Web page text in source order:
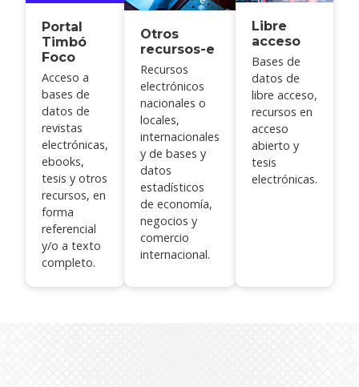
Portal
Timbó
Foco
Acceso a
bases de
datos de
revistas
electrónicas,
ebooks,
tesis y otros
recursos, en
forma
referencial
y/o a texto
completo.
Otros
recursos-e
Recursos
electrónicos
nacionales o
locales,
internacionales
y de bases y
datos
estadísticos
de economía,
negocios y
comercio
internacional.
Libre
acceso
Bases de
datos de
libre acceso,
recursos en
acceso
abierto y
tesis
electrónicas.